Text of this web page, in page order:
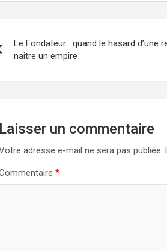
Le Fondateur : quand le hasard d’une
naitre un empire
Laisser un commentaire
adresse e-mail ne sera pas publiée.
*